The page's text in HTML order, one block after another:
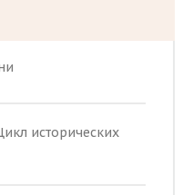
исторических